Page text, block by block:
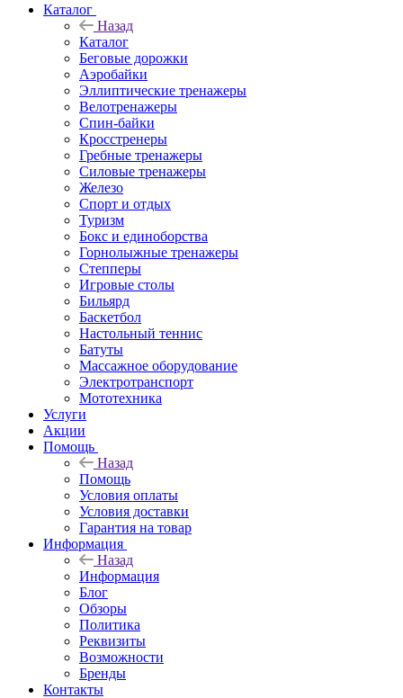
Каталог
Назад
Каталог
Беговые дорожки
Аэробайки
Эллиптические тренажеры
Велотренажеры
Спин-байки
Кросстренеры
Гребные тренажеры
Силовые тренажеры
Железо
Спорт и отдых
Туризм
Бокс и единоборства
Горнолыжные тренажеры
Степперы
Игровые столы
Бильярд
Баскетбол
Настольный теннис
Батуты
Массажное оборудование
Электротранспорт
Мототехника
Услуги
Акции
Помощь
Назад
Помощь
Условия оплаты
Условия доставки
Гарантия на товар
Информация
Назад
Информация
Блог
Обзоры
Политика
Реквизиты
Возможности
Бренды
Контакты